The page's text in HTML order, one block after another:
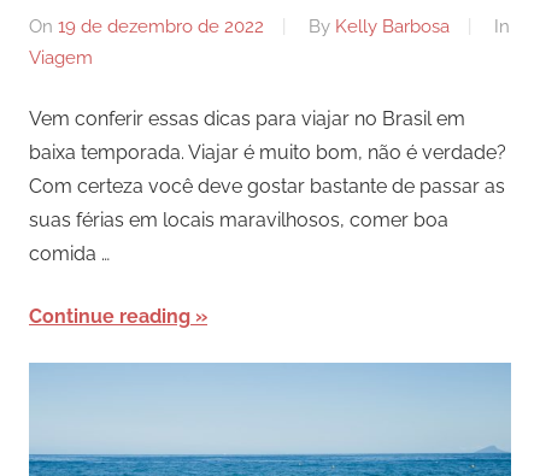
On 19 de dezembro de 2022 By Kelly Barbosa
In
Viagem
Vem conferir essas dicas para viajar no Brasil em
baixa temporada. Viajar é muito bom, não é verdade?
Com certeza você deve gostar bastante de passar as
suas férias em locais maravilhosos, comer boa
comida …
Continue reading